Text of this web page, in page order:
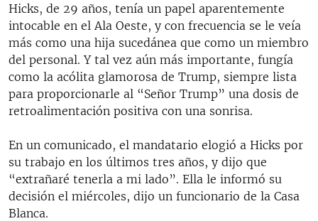
Hicks, de 29 años, tenía un papel aparentemente
intocable en el Ala Oeste, y con frecuencia se le veía
más como una hija sucedánea que como un miembro
del personal. Y tal vez aún más importante, fungía
como la acólita glamorosa de Trump, siempre lista
para proporcionarle al “Señor Trump” una dosis de
retroalimentación positiva con una sonrisa.
En un comunicado, el mandatario elogió a Hicks por
su trabajo en los últimos tres años, y dijo que
“extrañaré tenerla a mi lado”. Ella le informó su
decisión el miércoles, dijo un funcionario de la Casa
Blanca.